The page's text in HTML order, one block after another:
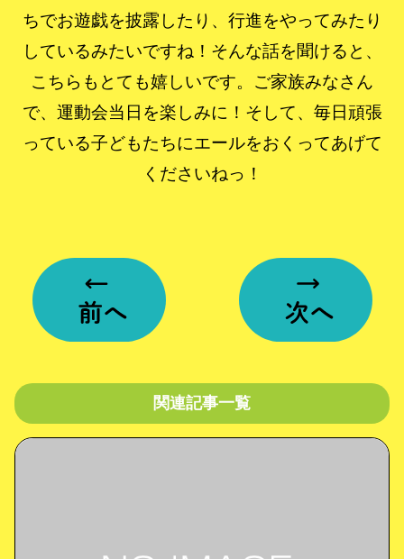
ちでお遊戯を披露したり、行進をやってみたり
しているみたいですね！そんな話を聞けると、
こちらもとても嬉しいです。ご家族みなさん
で、運動会当日を楽しみに！そして、毎日頑張
っている子どもたちにエールをおくってあげて
くださいねっ！
関連記事一覧